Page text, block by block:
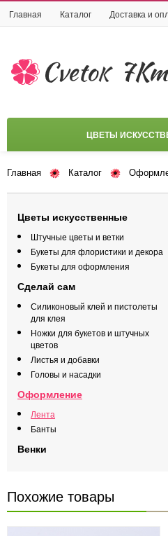
Главная Каталог Доставка и
ЦВЕТЫ
Главная Каталог
Цветы искусственные
Штучные цветы и ветки
Букеты для флористики и декора
Букеты для оформления
Сделай сам
Силиконовый клей и пистолеты
для клея
Ножки для букетов и штучных
цветов
Листья и добавки
Головы и насадки
Оформление
Лента
Банты
Венки
Похожие товары